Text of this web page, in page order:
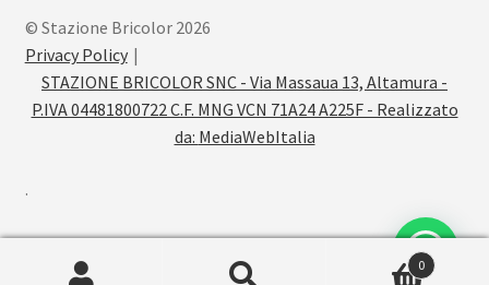
© Stazione Bricolor 2026
Privacy Policy
STAZIONE BRICOLOR SNC - Via Massaua 13, Altamura -
P.IVA 04481800722 C.F. MNG VCN 71A24 A225F - Realizzato
da: MediaWebItalia
.
0